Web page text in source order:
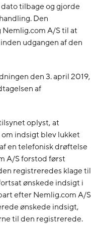
tilbage og gjorde
Den
A/S til at
udgangen af den
den 3. april 2019,
af
oplyst, at
indsigt blev lukket
en telefonisk drøftelse
A/S forstod først
registreredes klage til
ønskede indsigt i
efter Nemlig.com A/S
ønskede indsigt,
til den registrerede.